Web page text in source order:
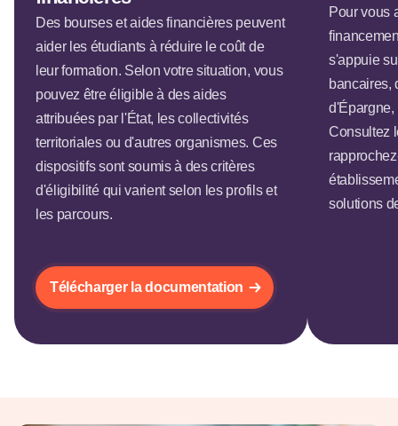
Des bourses et aides financières peuvent
aider les étudiants à réduire le coût de
leur formation. Selon votre situation, vous
pouvez être éligible à des aides
attribuées par l'État, les collectivités
territoriales ou d'autres organismes. Ces
dispositifs sont soumis à des critères
d'éligibilité qui varient selon les profils et
les parcours.
Télécharger la documentation
Pour vous
s'appuie
bancaires,
d'Épargne,
Consultez
solutions